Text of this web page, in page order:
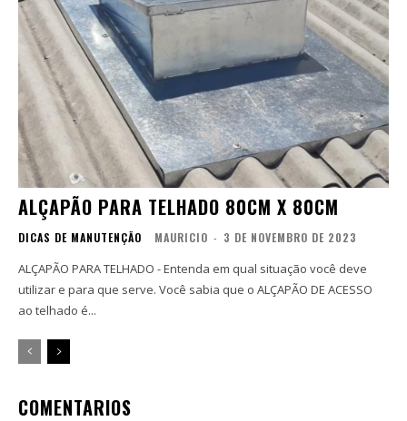
ALÇAPÃO PARA TELHADO 80CM X 80CM
DICAS DE MANUTENÇÃO MAURICIO - 3 DE NOVEMBRO DE 2023
ALÇAPÃO PARA TELHADO - Entenda em qual situação você deve
utilizar e para que serve. Você sabia que o ALÇAPÃO DE ACESSO
ao telhado é...
COMENTARIOS